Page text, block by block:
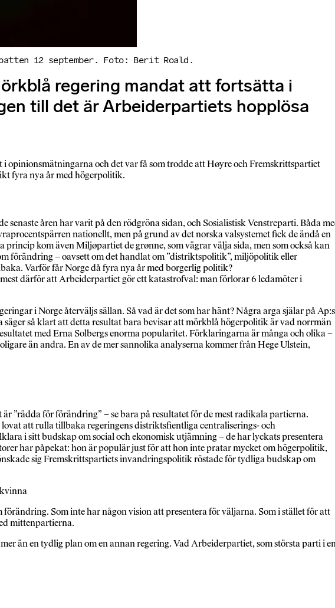
12 september. Foto: Berit Roald.
regering mandat att fortsätta i
till det är Arbeiderpartiets hopplösa
opinionsmätningarna och det var få som trodde att Høyre och Fremskrittspartiet
fyra nya år med högerpolitik.
senaste åren har varit på den rödgröna sidan, och Sosialistisk Venstreparti. Båda
nationellt, men på grund av det norska valsystemet fick de ändå en
kom även Miljøpartiet de grønne, som vägrar välja sida, men som också kan
förändring – oavsett om det handlat om ”distriktspolitik”, miljöpolitik eller
Varför får Norge då fyra nya år med borgerlig politik?
därför att Arbeiderpartiet gör ett katastrofval: man förlorar 6 ledamöter i
i Norge återväljs sällan. Så vad är det som har hänt? Några arga själar på Ap:s
så klart att detta resultat bara bevisar att mörkblå högerpolitik är vad norrmän
med Erna Solbergs enorma popularitet. Förklaringarna är många och olika –
än andra. En av de mer sannolika analyserna kommer från Hege Ulstein,
”rädda för förändring” – se bara på resultatet för de mest radikala partierna.
att rulla tillbaka regeringens distriktsfientliga centraliserings- och
i sitt budskap om social och ekonomisk utjämning – de har lyckats presentera
har påpekat: hon är populär just för att hon inte pratar mycket om högerpolitik,
sig Fremskrittspartiets invandringspolitik röstade för tydliga budskap om
Som inte har någon vision att presentera för väljarna. Som i stället för att
mittenpartierna.
än en tydlig plan om en annan regering. Vad Arbeiderpartiet, som största parti i